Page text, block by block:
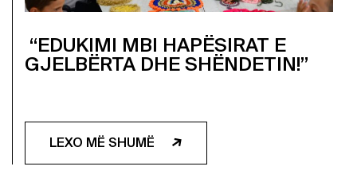
“EDUKIMI MBI HAPËSIRAT E
GJELBËRTA DHE SHËNDETIN!”
LEXO MË SHUMË